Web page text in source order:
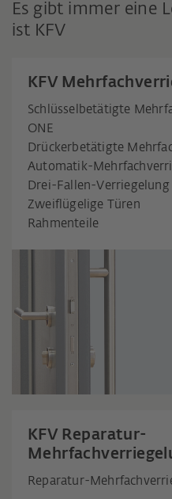
Es gibt immer eine
ist KFV
KFV
Schlüsselbetätigte
ONE
Drückerbetätigte
Automatik-
Drei-Fallen-Verriegelung
Zweiflügelige Türen
Rahmenteile
KFV Reparatur-
Reparatur-